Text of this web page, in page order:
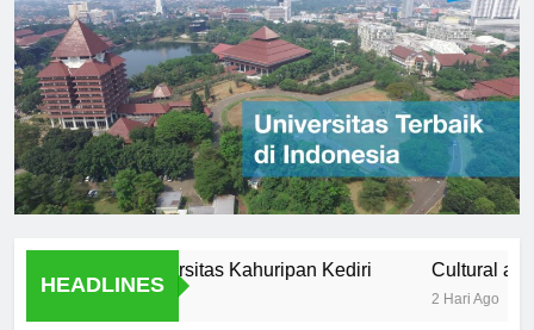
HEADLINES
of Universitas Kahuripan Kediri Cultural and
2 Hari Ago